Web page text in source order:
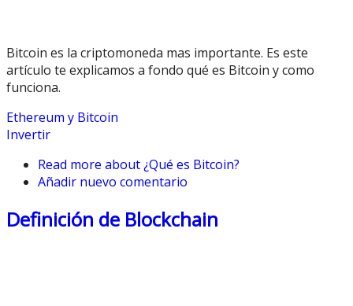
Bitcoin es la criptomoneda mas importante. Es este
artículo te explicamos a fondo qué es Bitcoin y como
funciona.
Ethereum y Bitcoin
Invertir
Read more about ¿Qué es Bitcoin?
Añadir nuevo comentario
Definición de Blockchain